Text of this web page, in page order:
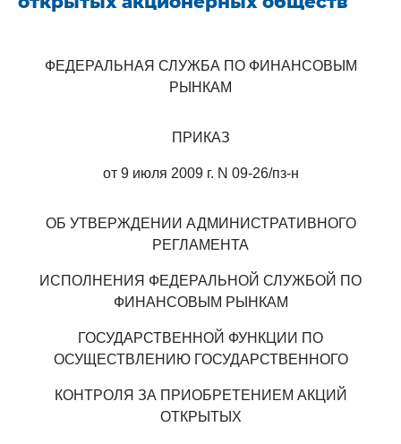
ФЕДЕРАЛЬНАЯ СЛУЖБА ПО ФИНАНСОВЫМ
РЫНКАМ
ПРИКАЗ
от 9 июля 2009 г. N 09-26/пз-н
ОБ УТВЕРЖДЕНИИ АДМИНИСТРАТИВНОГО
РЕГЛАМЕНТА
ИСПОЛНЕНИЯ ФЕДЕРАЛЬНОЙ СЛУЖБОЙ ПО
ФИНАНСОВЫМ РЫНКАМ
ГОСУДАРСТВЕННОЙ ФУНКЦИИ ПО
ОСУЩЕСТВЛЕНИЮ ГОСУДАРСТВЕННОГО
КОНТРОЛЯ ЗА ПРИОБРЕТЕНИЕМ АКЦИЙ
ОТКРЫТЫХ